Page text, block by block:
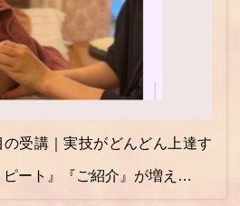
受講｜実技がどんどん上達す
ート』『ご紹介』が増え…